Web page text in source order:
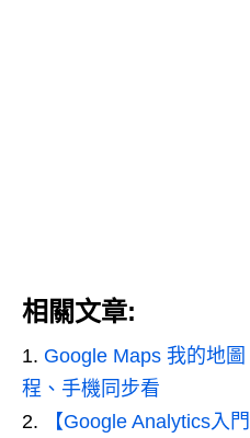
相關文章:
Google Maps 我的地
程、手機同步看
【Google Analytics入